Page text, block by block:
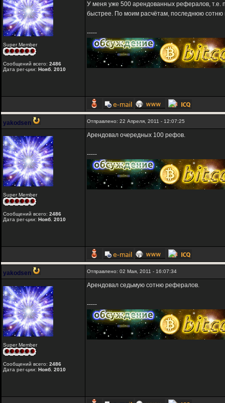
Super Member
Сообщений всего: 2486
Дата рег-ции: Нояб. 2010
У меня уже 500 арендованных рефералов, т.е.
быстрее. По моим расчётам, последнюю сотню
-----
yakodsen Отправлено: 22 Апреля, 2011 - 12:07:25
Super Member
Сообщений всего: 2486
Дата рег-ции: Нояб. 2010
Арендовал очередных 100 рефов.
-----
yakodsen Отправлено: 02 Мая, 2011 - 16:07:34
Super Member
Сообщений всего: 2486
Дата рег-ции: Нояб. 2010
Арендовал седьмую сотню рефералов.
-----